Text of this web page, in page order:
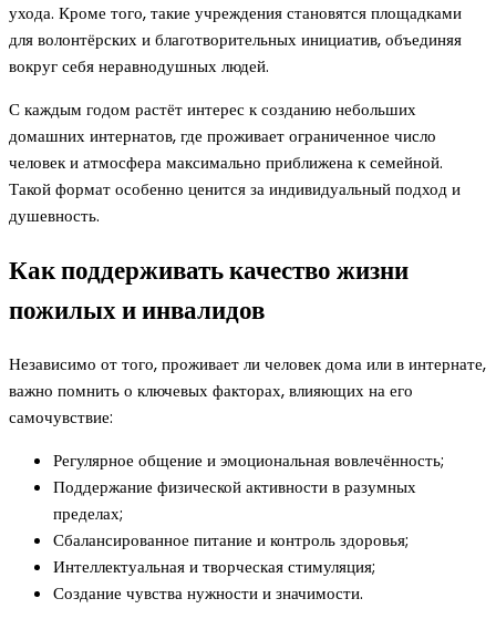
ухода. Кроме того, такие учреждения становятся площадками
для волонтёрских и благотворительных инициатив, объединяя
вокруг себя неравнодушных людей.
С каждым годом растёт интерес к созданию небольших
домашних интернатов, где проживает ограниченное число
человек и атмосфера максимально приближена к семейной.
Такой формат особенно ценится за индивидуальный подход и
душевность.
Как поддерживать качество жизни
пожилых и инвалидов
Независимо от того, проживает ли человек дома или в интернате,
важно помнить о ключевых факторах, влияющих на его
самочувствие:
Регулярное общение и эмоциональная вовлечённость;
Поддержание физической активности в разумных
пределах;
Сбалансированное питание и контроль здоровья;
Интеллектуальная и творческая стимуляция;
Создание чувства нужности и значимости.